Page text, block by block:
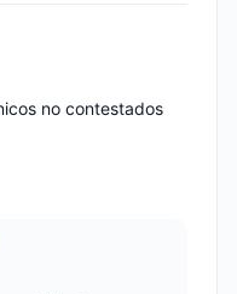
no contestados